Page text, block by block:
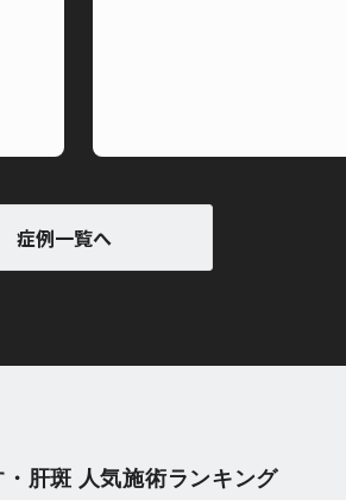
症例一覧へ
肝斑 人気施術ランキング